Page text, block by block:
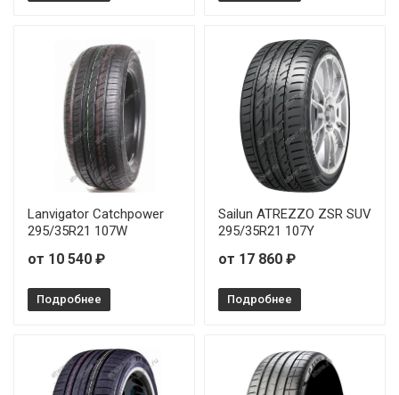
Lanvigator Catchpower
295/35R21 107W
от 10 540 ₽
Подробнее
Sailun ATREZZO ZSR SUV
295/35R21 107Y
от 17 860 ₽
Подробнее